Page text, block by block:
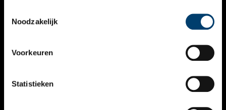
Noodzakelijk
Voorkeuren
Statistieken
VERHALEN
KALENDER
THEMA’S